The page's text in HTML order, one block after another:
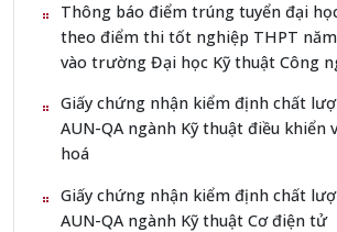
Thông báo điểm trúng tuyển đại
theo điểm thi tốt nghiệp THPT
vào trường Đại học Kỹ thuật Công
Giấy chứng nhận kiểm định chất
AUN-QA ngành Kỹ thuật điều khiển
hoá
Giấy chứng nhận kiểm định chất
AUN-QA ngành Kỹ thuật Cơ điện tử